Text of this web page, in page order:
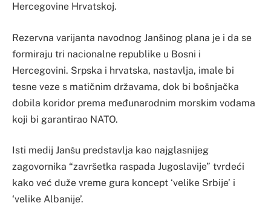
Hercegovine Hrvatskoj.
Rezervna varijanta navodnog Janšinog plana je i da se
formiraju tri nacionalne republike u Bosni i
Hercegovini. Srpska i hrvatska, nastavlja, imale bi
tesne veze s matičnim državama, dok bi bošnjačka
dobila koridor prema međunarodnim morskim vodama
koji bi garantirao NATO.
Isti medij Janšu predstavlja kao najglasnijeg
zagovornika “završetka raspada Jugoslavije” tvrdeći
kako već duže vreme gura koncept ‘velike Srbije’ i
‘velike Albanije’.